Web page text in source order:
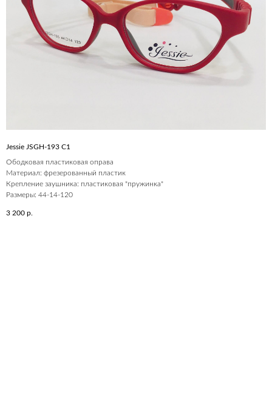
Jessie JSGH-193 C1
Ободковая пластиковая оправа
Материал: фрезерованный пластик
Крепление заушника: пластиковая "пружинка"
Размеры: 44-14-120
3 200 р.